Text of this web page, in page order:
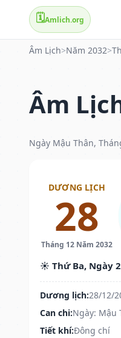
🗓️Amlich.org
Âm Lịch>Năm 2032>
Âm
Ngày Mậu Thân,
DƯƠNG LỊCH
28
Tháng 12 Năm 2032
☀️ Thứ Ba, Ngày
Dương lịch:28/12/
Can chi:Ngày: Mậu
Tiết khí:Đông chí